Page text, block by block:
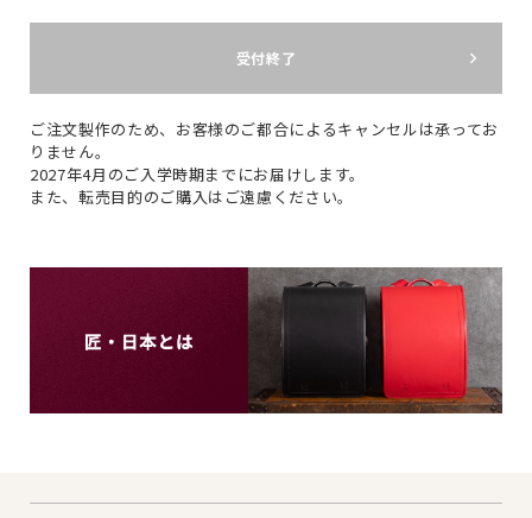
受付終了
ご注文製作のため、お客様のご都合によるキャンセルは承ってお
りません。
2027年4月のご入学時期までにお届けします。
また、転売目的のご購入はご遠慮ください。